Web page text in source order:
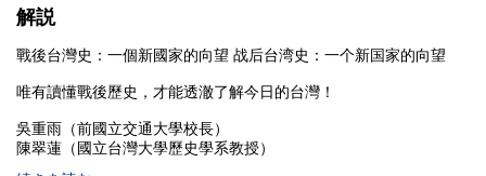
解説
戰後台灣史：一個新國家的向望 战后台湾史：一个新国家的向望
唯有讀懂戰後歷史，才能透澈了解今日的台灣！
吳重雨（前國立交通大學校長）
陳翠蓮（國立台灣大學歷史學系教授）